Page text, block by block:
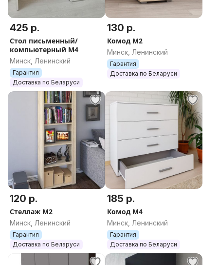
425 р.
Стол письменный/
компьютерный М4
Минск, Ленинский
Гарантия
Доставка по Беларуси
130 р.
Комод М2
Минск, Ленинский
Гарантия
Доставка по Беларуси
120 р.
Стеллаж М2
Минск, Ленинский
Гарантия
Доставка по Беларуси
185 р.
Комод М4
Минск, Ленинский
Гарантия
Доставка по Беларуси